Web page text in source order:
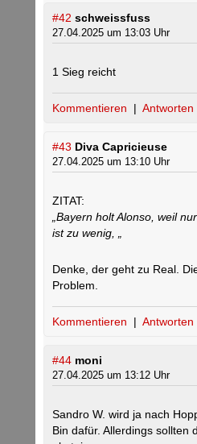
#42 schweissfuss
27.04.2025 um 13:03 Uhr
1 Sieg reicht
Kommentieren | Antworten
#43 Diva Capricieuse
27.04.2025 um 13:10 Uhr
ZITAT:
„Bayern holt Alonso, weil
ist zu wenig, „
Denke, der geht zu Real.
Problem.
Kommentieren | Antworten
#44 moni
27.04.2025 um 13:12 Uhr
Sandro W. wird ja nach
Bin dafür. Allerdings sollten